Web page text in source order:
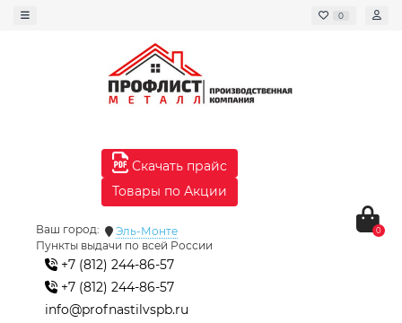
0
Скачать прайс
Товары по Акции
Ваш город:
Эль-Монте
Пункты выдачи по всей России
+7 (812) 244-86-57
+7 (812) 244-86-57
info@profnastilvspb.ru
0